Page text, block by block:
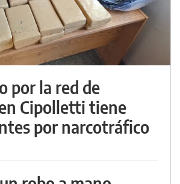
por la red de
Cipolletti tiene
por narcotráfico